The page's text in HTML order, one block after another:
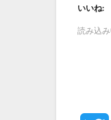
いいね:
読み込み